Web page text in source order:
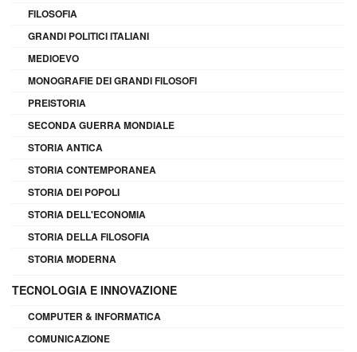
FILOSOFIA
GRANDI POLITICI ITALIANI
MEDIOEVO
MONOGRAFIE DEI GRANDI FILOSOFI
PREISTORIA
SECONDA GUERRA MONDIALE
STORIA ANTICA
STORIA CONTEMPORANEA
STORIA DEI POPOLI
STORIA DELL'ECONOMIA
STORIA DELLA FILOSOFIA
STORIA MODERNA
TECNOLOGIA E INNOVAZIONE
COMPUTER & INFORMATICA
COMUNICAZIONE